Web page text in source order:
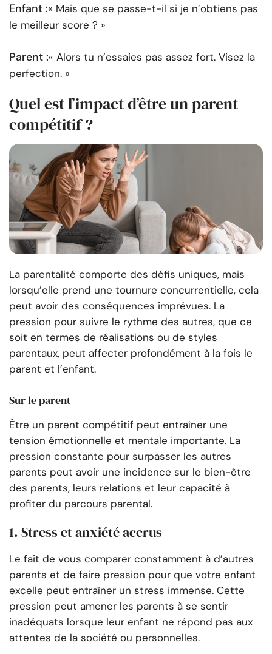
Enfant :« Mais que se passe-t-il si je n’obtiens pas
le meilleur score ? »
Parent :« Alors tu n’essaies pas assez fort. Visez la
perfection. »
Quel est l’impact d’être un parent
compétitif ?
La parentalité comporte des défis uniques, mais
lorsqu’elle prend une tournure concurrentielle, cela
peut avoir des conséquences imprévues. La
pression pour suivre le rythme des autres, que ce
soit en termes de réalisations ou de styles
parentaux, peut affecter profondément à la fois le
parent et l’enfant.
Sur le parent
Être un parent compétitif peut entraîner une
tension émotionnelle et mentale importante. La
pression constante pour surpasser les autres
parents peut avoir une incidence sur le bien-être
des parents, leurs relations et leur capacité à
profiter du parcours parental.
1. Stress et anxiété accrus
Le fait de vous comparer constamment à d’autres
parents et de faire pression pour que votre enfant
excelle peut entraîner un stress immense. Cette
pression peut amener les parents à se sentir
inadéquats lorsque leur enfant ne répond pas aux
attentes de la société ou personnelles.